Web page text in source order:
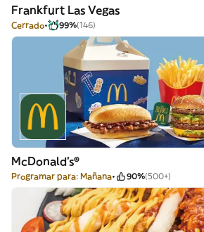
Frankfurt Las Vegas
Cerrado 99%(146)
McDonald's®
Programar para: Mañana 90%(500+)